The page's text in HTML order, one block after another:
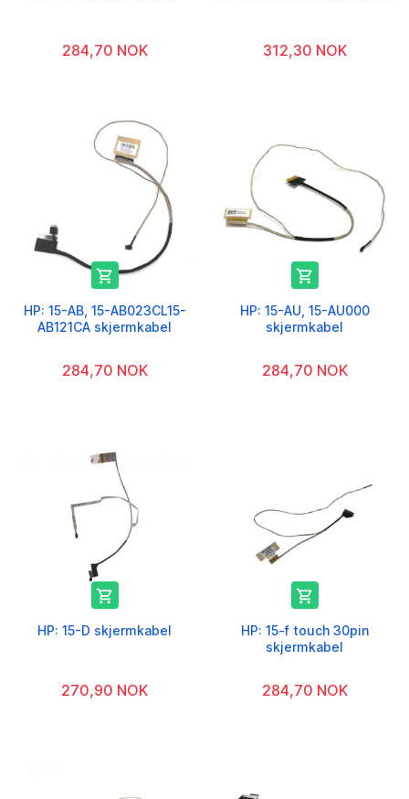
284,70 NOK 312,30 NOK

HP: 15-AB, 15-AB023CL15-
AB121CA skjermkabel
284,70 NOK

HP: 15-AU, 15-AU000
skjermkabel
284,70 NOK

HP: 15-D skjermkabel
270,90 NOK

HP: 15-f touch 30pin
skjermkabel
284,70 NOK